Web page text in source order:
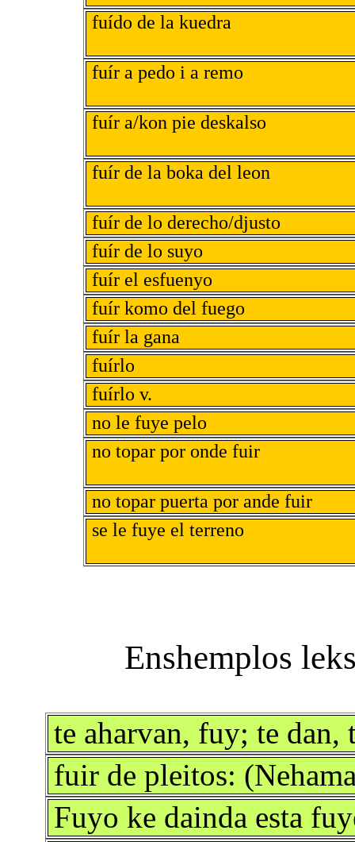
fuído de la kuedra
fuír a pedo i a remo
fuír a/kon pie deskalso
fuír de la boka del leon
fuír de lo derecho/djusto
fuír de lo suyo
fuír el esfuenyo
fuír komo del fuego
fuír la gana
fuírlo
fuírlo v.
no le fuye pelo
no topar por onde fuir
no topar puerta por ande fuir
se le fuye el terreno
te aharvan, fuy; te dan,
fuir de pleitos:
Fuyo ke dainda esta